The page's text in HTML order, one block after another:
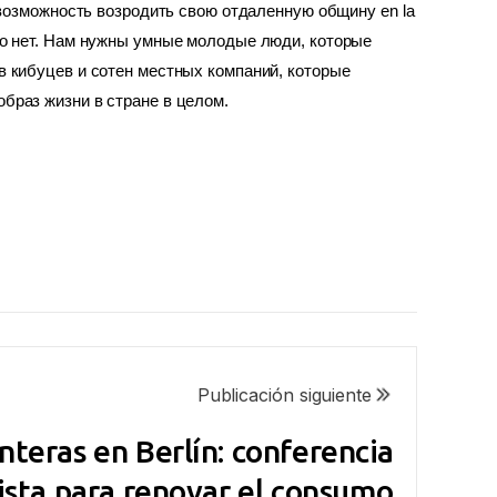
возродить свою отдаленную общину en la
нет. Нам нужны умные молодые люди, которые
и сотен местных компаний, которые
жизни в стране в целом.
Publicación siguiente
en Berlín: conferencia